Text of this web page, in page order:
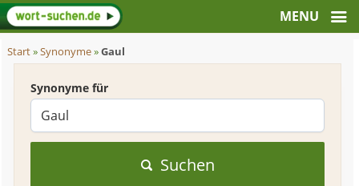
Start»Synonyme»Gaul
Synonyme für
Suchen